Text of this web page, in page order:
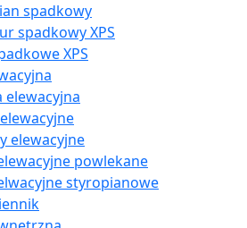
spadkowy
spadkowy XPS
XPS
elewacyjna
elewacyjne
powlekane
styropianowe